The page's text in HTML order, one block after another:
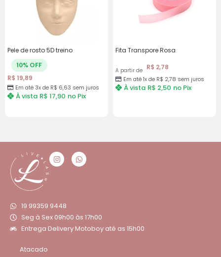
Pele de rosto 5D treino
10% OFF
R$ 19,89
Em até 3x de R$ 6,63 sem juros
À vista R$ 17,90 no Pix
Fita Transpore Rosa
A partir de R$ 2,78
Em até 1x de R$ 2,78 sem juros
À vista R$ 2,50 no Pix
19 99359 9448
Seg à Sex 09h00 às 17h00
Entrega Delivery Motoboy até as 15h00
Atacado